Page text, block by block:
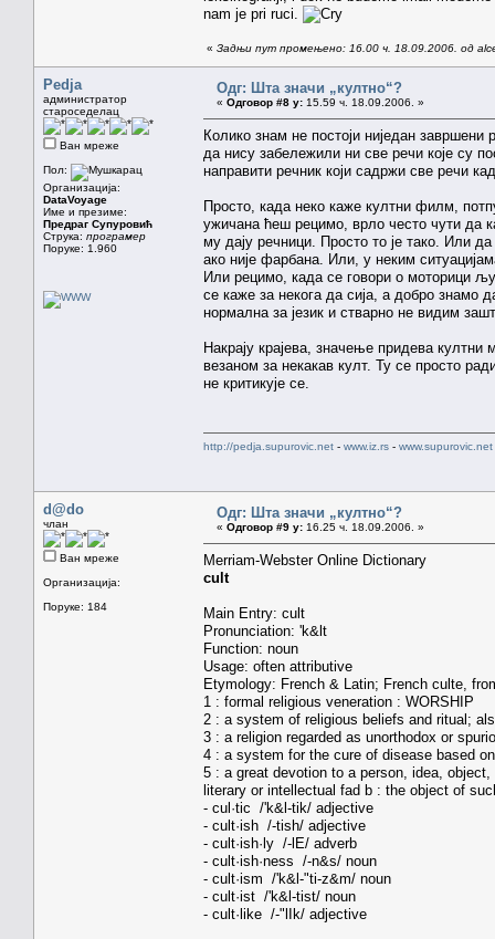
nam je pri ruci.
« Задњи пут промењено: 16.00 ч. 18.09.2006. од
Pedja
администратор
староседелац
Ван мреже
Пол:
Организација:
DataVoyage
Име и презиме:
Предраг Супуровић
Струка: програмер
Поруке: 1.960
Одг: Шта значи „култно“?
« Одговор #8 у: 15.59 ч. 18.09.2006. »
Колико знам не постоји ниједан завршени
да нису забележили ни све речи које су
направити речник који садржи све речи
Просто, када неко каже култни филм,
ужичана ћеш рецимо, врло често чути да
му дају речници. Просто то је тако. Или
ако није фарбана. Или, у неким
Или рецимо, када се говори о моторици
се каже за некога да сија, а добро знамо
нормална за језик и стварно не видим
Накрају крајева, значење придева
везаном за некакав култ. Ту се просто
не критикује се.
http://pedja.supurovic.net - www.iz.rs - www.supurovic.net
d@do
члан
Ван мреже
Организација:
Поруке: 184
Одг: Шта значи „култно“?
« Одговор #9 у: 16.25 ч. 18.09.2006. »
Merriam-Webster Online Dictionary
cult
Main Entry: cult
Pronunciation: 'k&lt
Function: noun
Usage: often attributive
Etymology: French & Latin; French culte,
1 : formal religious veneration : WORSHIP
2 : a system of religious beliefs and ritual;
3 : a religion regarded as unorthodox or
4 : a system for the cure of disease based
5 : a great devotion to a person, idea,
literary or intellectual fad b : the object of
- cul·tic /'k&l-tik/ adjective
- cult·ish /-tish/ adjective
- cult·ish·ly /-lE/ adverb
- cult·ish·ness /-n&s/ noun
- cult·ism /'k&l-"ti-z&m/ noun
- cult·ist /'k&l-tist/ noun
- cult·like /-"lIk/ adjective